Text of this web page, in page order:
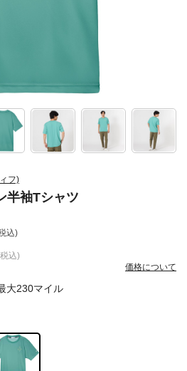
大230マイル
フ)
半袖Tシャツ
込)
込)
価格について